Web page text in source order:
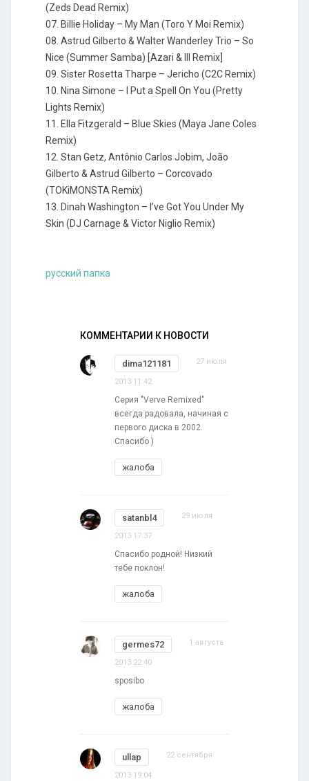
(Zeds Dead Remix)
07. Billie Holiday – My Man (Toro Y Moi Remix)
08. Astrud Gilberto & Walter Wanderley Trio – So
Nice (Summer Samba) [Azari & III Remix]
09. Sister Rosetta Tharpe – Jericho (C2C Remix)
10. Nina Simone – I Put a Spell On You (Pretty
Lights Remix)
11. Ella Fitzgerald – Blue Skies (Maya Jane Coles
Remix)
12. Stan Getz, Antônio Carlos Jobim, João
Gilberto & Astrud Gilberto – Corcovado
(TOKiMONSTA Remix)
13. Dinah Washington – I’ve Got You Under My
Skin (DJ Carnage & Victor Niglio Remix)
русский папка
КОММЕНТАРИИ К НОВОСТИ
dima121181 27 июля
2013 11:42
Серия "Verve Remixed"
всегда радовала, начиная с
первого диска в 2002.
Спасибо )
жалоба
satanbl4 29 июля
2013 17:37
Спасибо родной! Низкий
тебе поклон!
жалоба
germes72 1 августа
2013 22:40
sposibo
жалоба
ullap 22 сентября
2013 19:04